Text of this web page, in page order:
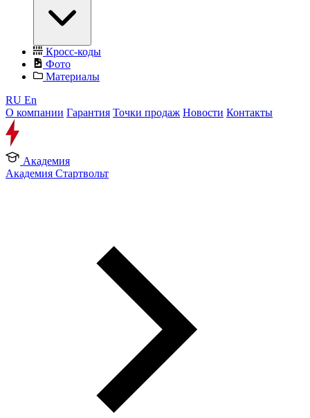
Кросс-коды
Фото
Материалы
RU En
О компании Гарантия Точки продаж Новости Контакты
Академия
Академия Стартвольт